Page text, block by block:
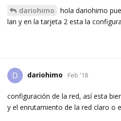
dariohimo
hola dariohimo
lan y en la tarjeta 2 esta la
D dariohimo Feb '18
configuración de la red, así esta
y el enrutamiento de la red claro o